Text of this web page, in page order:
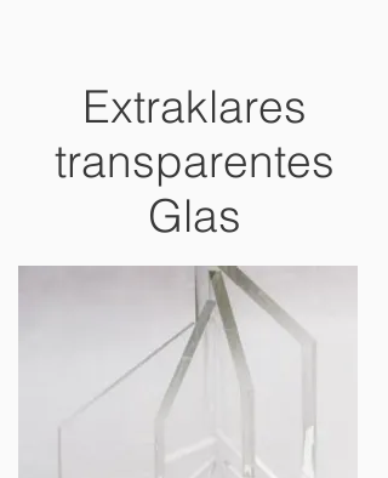
Extraklares
transparentes
Glas